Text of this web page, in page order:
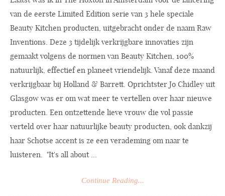
van de eerste Limited Edition serie van 3 hele speciale
Beauty Kitchen producten, uitgebracht onder de naam Raw
Inventions. Deze 3 tijdelijk verkrijgbare innovaties zijn
gemaakt volgens de normen van Beauty Kitchen, 100%
natuurlijk, effectief en planeet vriendelijk. Vanaf deze maand
verkrijgbaar bij Holland & Barrett. Oprichtster Jo Chidley uit
Glasgow was er om wat meer te vertellen over haar nieuwe
producten. Een ontzettende lieve vrouw die vol passie
verteld over haar natuurlijke beauty producten, ook dankzij
haar Schotse accent is ze een verademing om naar te
luisteren. "It's all about ...
Continue Reading...